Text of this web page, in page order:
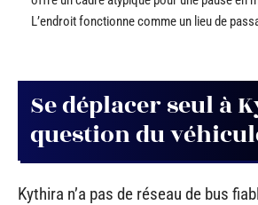
L’endroit fonctionne comme un lieu de
Se déplacer seul à
question du
Kythira n’a pas de réseau de bus